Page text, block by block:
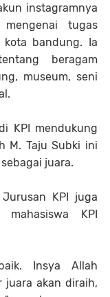
instagramnya
tugas
bandung. Ia
beragam
museum, seni
KPI mendukung
M. Taju Subki ini
juara.
KPI juga
KPI
Insya Allah
juara akan diraih,